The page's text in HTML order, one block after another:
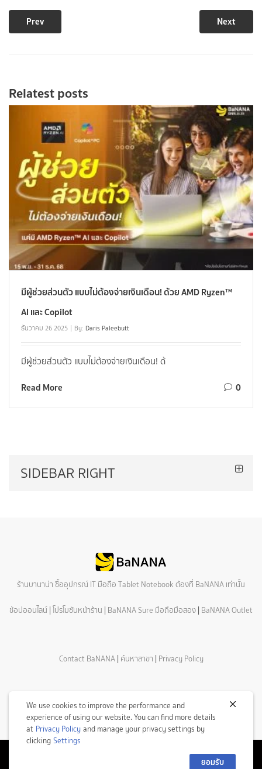
Prev Next
Relatest posts
มีผู้ช่วยส่วนตัว แบบไม่ต้องจ่ายเงินเดือน! ด้วย AMD Ryzen™
AI และ Copilot
ธันวาคม 26 2025 By: Daris Paleebutt
มีผู้ช่วยส่วนตัว แบบไม่ต้องจ่ายเงินเดือน! ด้
Read More 0
SIDEBAR RIGHT
ร้านบานาน่า ซื้ออุปกรณ์ IT มือถือ Tablet Notebook ต้องที่ BaNANA เท่านั้น
ช้อปออนไลน์ | โปรโมชันหน้าร้าน | BaNANA Sure มือถือมือสอง | BaNANA Outlet
Contact BaNANA| ค้นหาสาขา | Privacy Policy
© Copyright 2026 Com7 Public Company Limited All Rights Reserved.
We use cookies to improve the performance and
experience of using our website. You can find more details
at Privacy Policy and manage your privacy settings by
clicking Settings
ยอมรับ